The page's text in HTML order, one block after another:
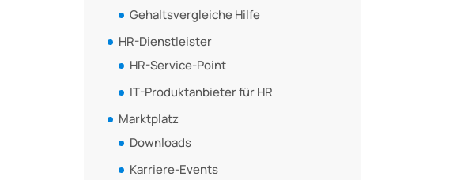
Gehaltsvergleiche Hilfe
HR-Dienstleister
HR-Service-Point
IT-Produktanbieter für HR
Marktplatz
Downloads
Karriere-Events